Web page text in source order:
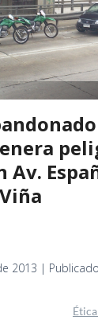
2013 |